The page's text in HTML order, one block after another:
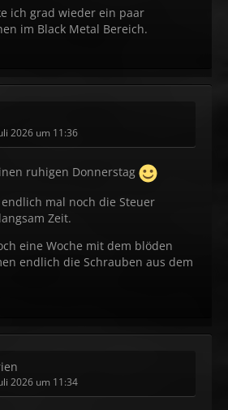
ich grad wieder ein paar
im Black Metal Bereich.
2026 um 11:36
ruhigen Donnerstag
mal noch die Steuer
Zeit.
eine Woche mit dem blöden
endlich die Schrauben aus dem
2026 um 11:34